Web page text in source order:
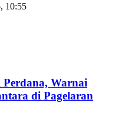
10:55
Warnai
di Pagelaran